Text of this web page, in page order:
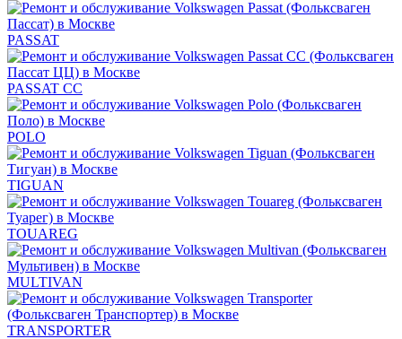
PASSAT
PASSAT CC
POLO
TIGUAN
TOUAREG
MULTIVAN
TRANSPORTER